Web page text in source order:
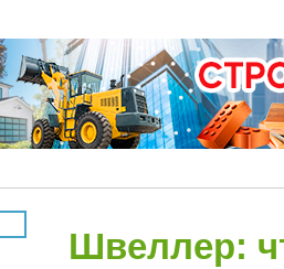
Швеллер: